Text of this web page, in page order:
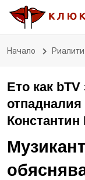
Начало Риалити
Ето как
отпадналия
Константин